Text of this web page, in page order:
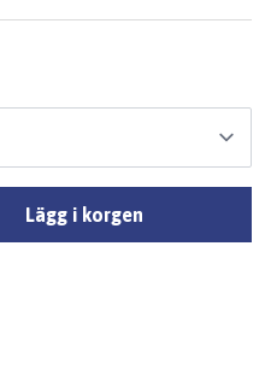
Lägg i korgen